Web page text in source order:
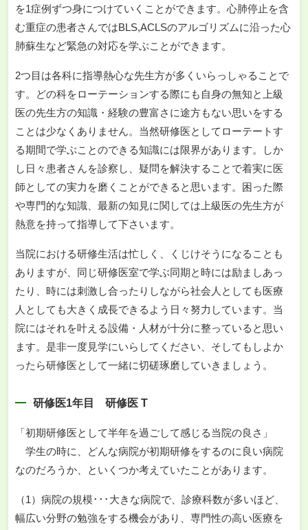
を1症例ずつ身につけていくことができます。心肺停止を含
む重症の患者さんではBLS,ACLSのアルゴリズムに沿った心
肺蘇生など緊急の対応を学ぶことができます。
2つ目は各科に指導熱心な先生方が多くいらっしゃることで
す。どの科をローテーションする際にも自身の無知と上級
医の先生方の知識・経験の豊富さに途方もない思いをする
ことは少なくありません。当然研修医としてローテートす
る期間で学ぶことのできる知識には限界があります。しか
し日々患者さんを診察し、疑問を解決することで着実に医
師としての実力を磨くことができると思います。困った際
や専門的な知識、最新の知見に関しては上級医の先生方が
熱意を持って指導して下さいます。
当院における研修生活は忙しく、くじけそうになることも
ありますが、同じ研修医室で学ぶ同期と時には励ましあっ
たり、時には刺激し合ったりしながら社会人としても医療
人としても大きく成長できるよう日々努力しています。当
院にはそれを叶える設備・人材が十分に整っていると思い
ます。是非一度見学にいらしてください、そしてもしよか
ったら研修医として一緒に切磋琢磨していきましょう。
研修医1年目 研修医 T
「初期研修医として半年を過ごして感じる当院の良さ」
学生の時に、どんな病院が初期研修をするのに良い病院
なのだろうか、といくつか考えていたことがあります。
（1）病院の規模･･･大きな病院で、診療科数が多いほど、
幅広い分野の勉強をする機会があり、専門性の高い医療を